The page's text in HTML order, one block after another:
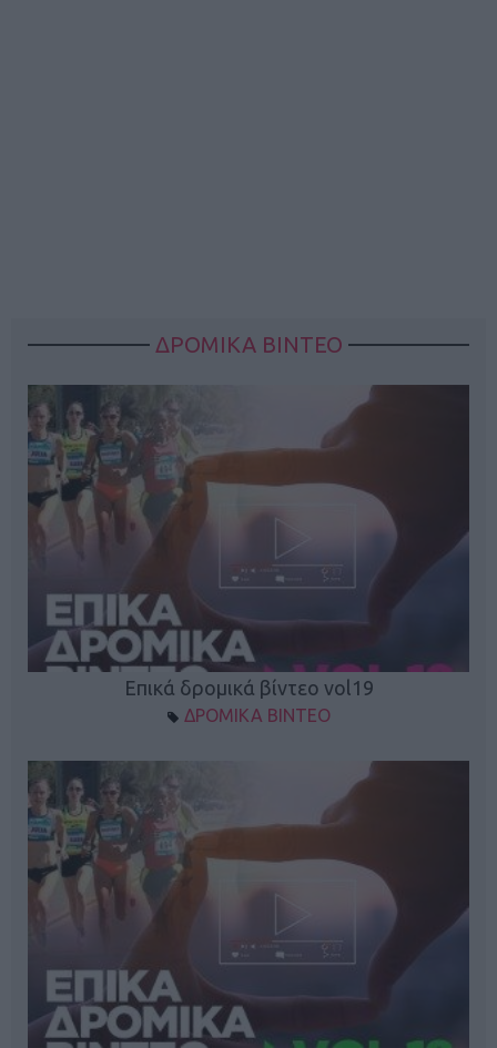
ΔΡΟΜΙΚΑ ΒΙΝΤΕΟ
Επικά δρομικά βίντεο vol19
ΔΡΟΜΙΚΑ ΒΙΝΤΕΟ